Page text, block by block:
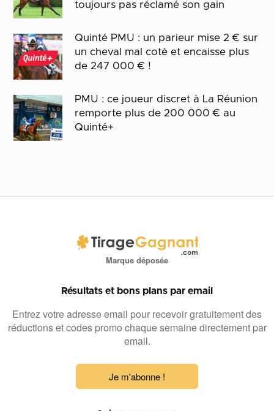
toujours pas réclamé son gain
Quinté PMU : un parieur mise 2 € sur
un cheval mal coté et encaisse plus
de 247 000 € !
PMU : ce joueur discret à La Réunion
remporte plus de 200 000 € au
Quinté+
Marque déposée
Résultats et bons plans par email
Entrez votre adresse email pour recevoir gratuitement des
réductions et codes promo chaque semaine directement par
email.
Je m'abonne !